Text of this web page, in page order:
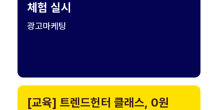
체험 실시
광고마케팅
[교육] 트렌드헌터 클래스, 0원